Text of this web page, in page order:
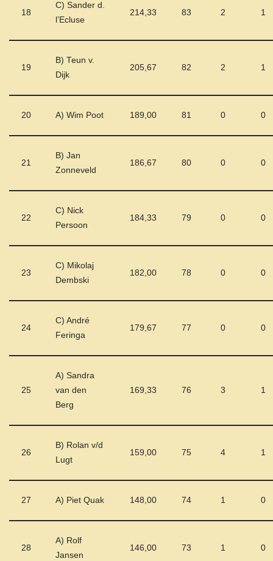
18
C) Sander d.
l’Ecluse
214,33 83 2 1
19
B) Teun v.
Dijk
205,67 82 2 1
20 A) Wim Poot 189,00 81 0 0
21
B) Jan
Zonneveld
186,67 80 0 0
22
C) Nick
Persoon
184,33 79 0 0
23
C) Mikolaj
Dembski
182,00 78 0 0
24
C) André
Feringa
179,67 77 0 0
25
A) Sandra
van den
Berg
169,33 76 3 1
26
B) Rolan v/d
Lugt
159,00 75 4 1
27 A) Piet Quak 148,00 74 1 0
28
A) Rolf
Jansen
146,00 73 1 0